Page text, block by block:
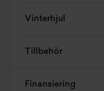
Vinterhjul
Tillbehör
Finansiering